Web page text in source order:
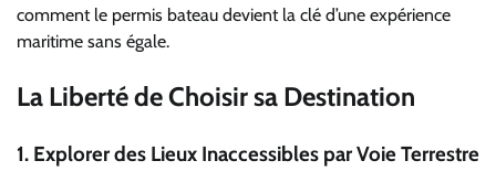
comment le permis bateau devient la clé d’une expérience
maritime sans égale.
La Liberté de Choisir sa Destination
1. Explorer des Lieux Inaccessibles par Voie Terrestre